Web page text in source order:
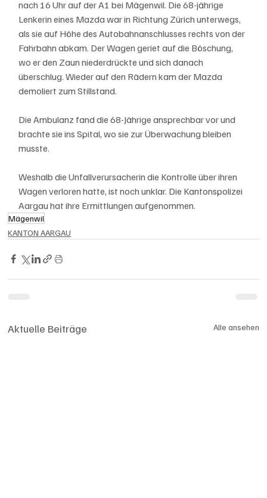
nach 16 Uhr auf der A1 bei Mägenwil. Die 68-jährige
Lenkerin eines Mazda war in Richtung Zürich unterwegs,
als sie auf Höhe des Autobahnanschlusses rechts von der
Fahrbahn abkam. Der Wagen geriet auf die Böschung,
wo er den Zaun niederdrückte und sich danach
überschlug. Wieder auf den Rädern kam der Mazda
demoliert zum Stillstand.
Die Ambulanz fand die 68-Jährige ansprechbar vor und
brachte sie ins Spital, wo sie zur Überwachung bleiben
musste.
Weshalb die Unfallverursacherin die Kontrolle über ihren
Wagen verloren hatte, ist noch unklar. Die Kantonspolizei
Aargau hat ihre Ermittlungen aufgenommen.
Mägenwil
KANTON AARGAU
Aktuelle Beiträge Alle ansehen